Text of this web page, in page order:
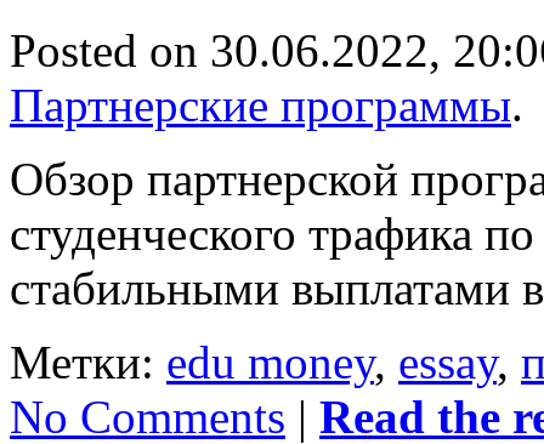
Posted on 30.06.2022,
Партнерские программы.
Обзор партнерской
студенческого трафика
стабильными выплатами
Метки: edu money, essay,
No Comments | Read the